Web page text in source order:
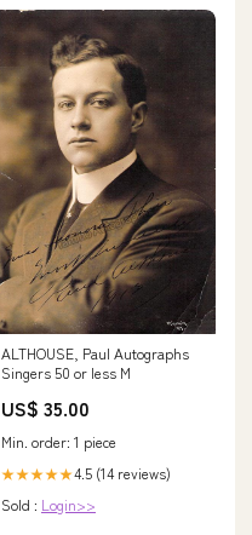
ALTHOUSE, Paul Autographs
Singers 50 or less M
US$ 35.00
Min. order: 1 piece
★★★★★4.5 (14 reviews)
Sold : Login>>